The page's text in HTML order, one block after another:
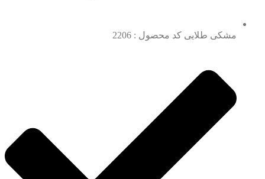
مشکی طلایی کد محصول : 2206